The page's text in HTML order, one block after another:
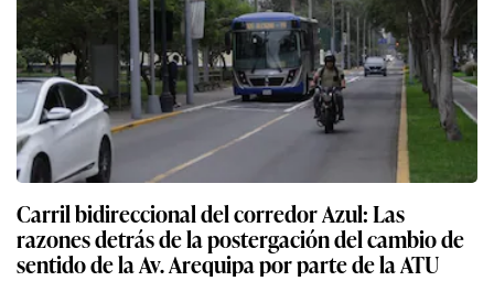
Carril bidireccional del corredor Azul: Las
razones detrás de la postergación del cambio de
sentido de la Av. Arequipa por parte de la ATU